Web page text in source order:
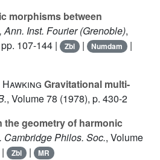
morphisms between
, Ann. Inst. Fourier (Grenoble),
107-144 | Zbl | Numdam |
Hawking Gravitational multi-
, Volume 78 (1978), p. 430-2
the geometry of harmonic
Cambridge Philos. Soc., Volume
Zbl | MR